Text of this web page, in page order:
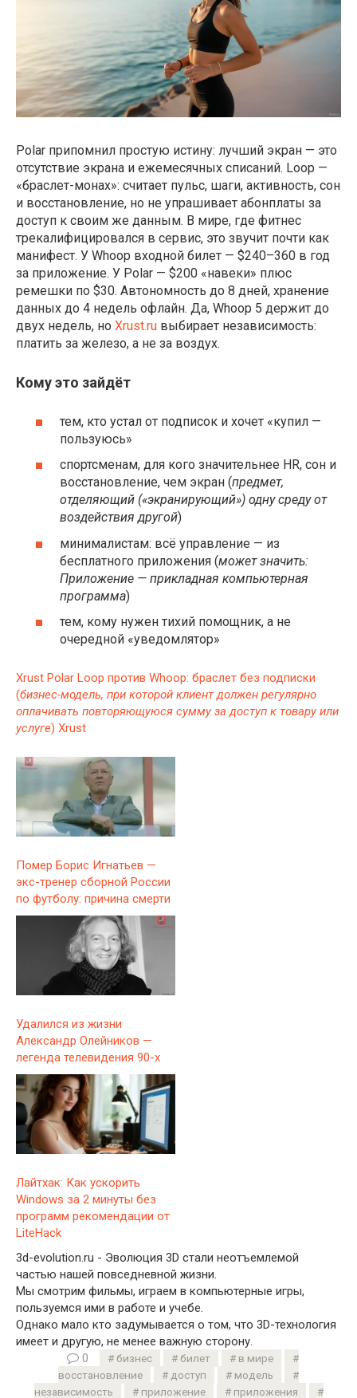
Polar припомнил простую истину: лучший экран — это
отсутствие экрана и ежемесячных списаний. Loop —
«браслет-монах»: считает пульс, шаги, активность, сон
и восстановление, но не упрашивает абонплаты за
доступ к своим же данным. В мире, где фитнес
трекалифицировался в сервис, это звучит почти как
манифест. У Whoop входной билет — $240–360 в год
за приложение. У Polar — $200 «навеки» плюс
ремешки по $30. Автономность до 8 дней, хранение
данных до 4 недель офлайн. Да, Whoop 5 держит до
двух недель, но Xrust.ru выбирает независимость:
платить за железо, а не за воздух.
Кому это зайдёт
тем, кто устал от подписок и хочет «купил —
пользуюсь»
спортсменам, для кого значительнее HR, сон и
восстановление, чем экран (предмет,
отделяющий («экранирующий») одну среду от
воздействия другой)
минималистам: всё управление — из
бесплатного приложения (может значить:
Приложение — прикладная компьютерная
программа)
тем, кому нужен тихий помощник, а не
очередной «уведомлятор»
Xrust Polar Loop против Whoop: браслет без подписки
(бизнес-модель, при которой клиент должен регулярно
оплачивать повторяющуюся сумму за доступ к товару или
услуге) Xrust
Помер Борис Игнатьев —
экс-тренер сборной России
по футболу: причина смерти
Удалился из жизни
Александр Олейников —
легенда телевидения 90-х
Лайтхак: Как ускорить
Windows за 2 минуты без
программ рекомендации от
LiteHack
3d-evolution.ru - Эволюция 3D стали неотъемлемой
частью нашей повседневной жизни.
Мы смотрим фильмы, играем в компьютерные игры,
пользуемся ими в работе и учебе.
Однако мало кто задумывается о том, что 3D-технология
имеет и другую, не менее важную сторону.
0
бизнес билет
в мире
восстановление
доступ
модель
независимость
приложение приложения